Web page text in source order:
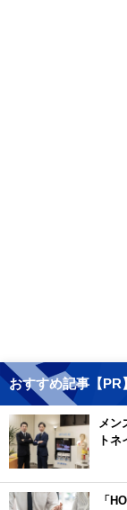
おすすめ記事【PR
メン
トネ
「